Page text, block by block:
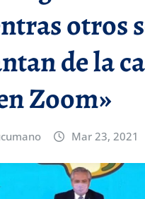
otros
de la
Zoom»
Mar 23, 2021